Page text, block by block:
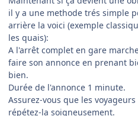
il y a une methode trés simple
arrière la voici (exemple
les quais):
A l'arrêt complet en gare
faire son annonce en prenant
bien.
Durée de l'annonce 1 minute.
Assurez-vous que les
répétez-la soigneusement.